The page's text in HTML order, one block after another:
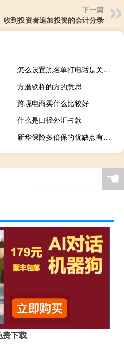
下一篇
收到投资者追加投资的会计分录
怎么设置黑名单打电话是关机状态
方磨铁杵的方的意思
跨境电商卖什么比较好
什么是口径外汇占款
新华保险多倍保的优缺点有哪些
☚
下载